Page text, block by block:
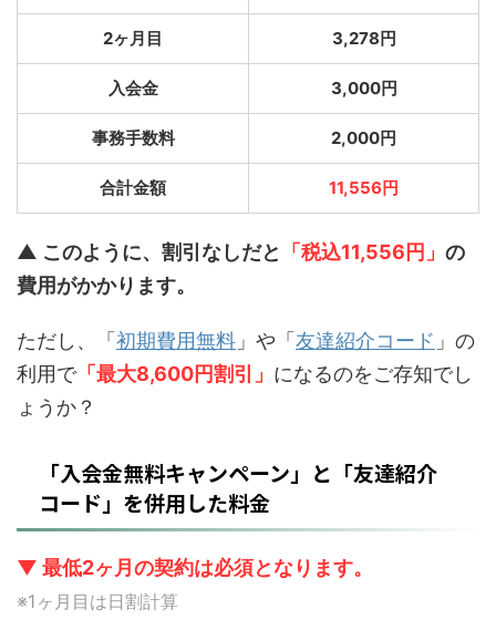
2ヶ月目 3,278円
入会金 3,000円
事務手数料 2,000円
合計金額 11,556円
▲ このように、割引なしだと 「税込11,556円」 の
費用がかかります。
ただし、「初期費用無料 」や「友達紹介コード 」の
利用で「最大8,600円割引」 になるのをご存知でし
ょうか？
「入会金無料キャンペーン」と「友達紹介
コード」を併用した料金
▼ 最低2ヶ月の契約は必須となります。
※1ヶ月目は日割計算